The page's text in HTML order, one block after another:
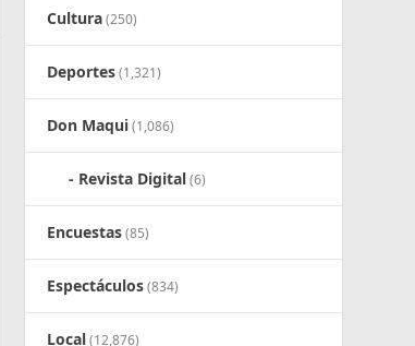
Cultura(250)
Deportes(1,321)
Don Maqui(1,086)
Revista Digital(6)
Encuestas(85)
Espectáculos(834)
Local(12,876)